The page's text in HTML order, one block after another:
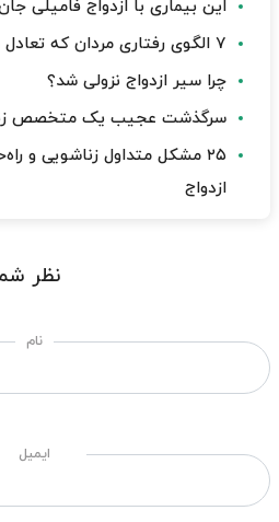
این بیماری با ازدواج فامیلی
۷ الگوی رفتاری مردان که تعادل رابطه را بر هم می‌زند
چرا سیر ازدواج نزولی شد؟
سرگذشت عجیب یک متخصص
۲۵ مشکل متداول زناشویی و
ازدواج
نظر
نام
ایمیل